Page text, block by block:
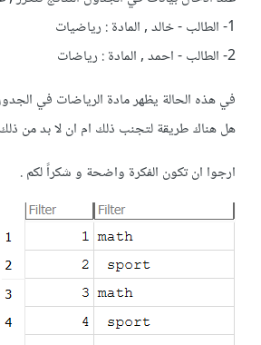
1- الطالب - خالد , المادة : رياضيات
2- الطالب - احمد , المادة : رياضات
في هذه الحالة يظهر مادة الرياضات في
هل هناك طريقة لتجنب ذلك ام ان لا بد من ذلك
ارجوا ان تكون الفكرة واضحة و شكراً لكم .